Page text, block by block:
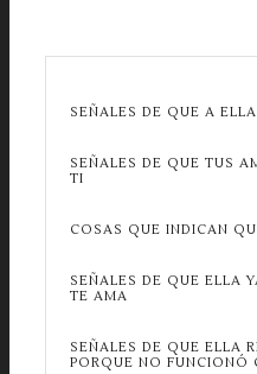
SEÑALES DE QUE A
SEÑALES DE QUE TUS
TI
COSAS QUE INDICAN
SEÑALES DE QUE ELLA
TE AMA
SEÑALES DE QUE ELLA
PORQUE NO FUNCIONÓ